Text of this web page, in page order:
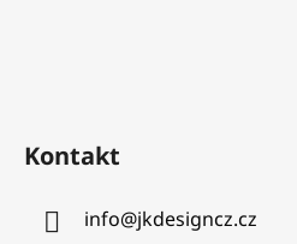
Kontakt
info@jkdesigncz.cz